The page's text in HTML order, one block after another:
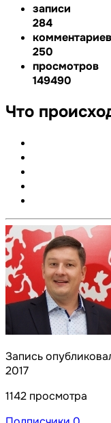
записи
284
комментариев
250
просмотров
149490
Что
Запись
2017
1142 просмотра